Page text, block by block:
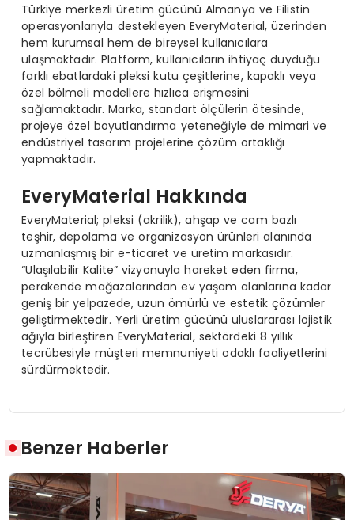
Türkiye merkezli üretim gücünü Almanya ve Filistin
operasyonlarıyla destekleyen EveryMaterial, üzerinden
hem kurumsal hem de bireysel kullanıcılara
ulaşmaktadır. Platform, kullanıcıların ihtiyaç duyduğu
farklı ebatlardaki pleksi kutu çeşitlerine, kapaklı veya
özel bölmeli modellere hızlıca erişmesini
sağlamaktadır. Marka, standart ölçülerin ötesinde,
projeye özel boyutlandırma yeteneğiyle de mimari ve
endüstriyel tasarım projelerine çözüm ortaklığı
yapmaktadır.
EveryMaterial Hakkında
EveryMaterial; pleksi (akrilik), ahşap ve cam bazlı
teşhir, depolama ve organizasyon ürünleri alanında
uzmanlaşmış bir e-ticaret ve üretim markasıdır.
“Ulaşılabilir Kalite” vizyonuyla hareket eden firma,
perakende mağazalarından ev yaşam alanlarına kadar
geniş bir yelpazede, uzun ömürlü ve estetik çözümler
geliştirmektedir. Yerli üretim gücünü uluslararası lojistik
ağıyla birleştiren EveryMaterial, sektördeki 8 yıllık
tecrübesiyle müşteri memnuniyeti odaklı faaliyetlerini
sürdürmektedir.
Benzer Haberler